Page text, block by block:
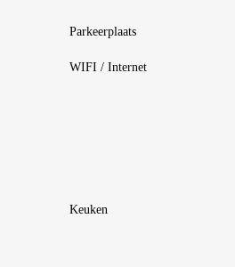
Parkeerplaats
WIFI / Internet
Keuken